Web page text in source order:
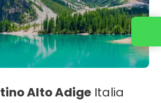
Alto Adige Italia